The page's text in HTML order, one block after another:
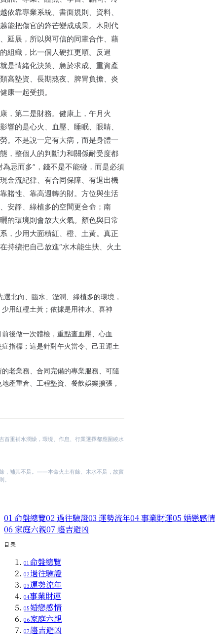
依靠專業系統、書面規則、資料、
能把傷官的鋒芒變成成果。木則代
延展，所以與可信的同輩合作、藉
組織，比一個人硬扛更順。反過
是情緒化決策、急於求成、重資產
高墊資、長期熬夜、脾胃負擔、炎
康一起受損。
，第二是財務。健康上，午月火
響的是心火、血壓、睡眠、眼睛、
。不是說一定有大病，而是身體一
，整個人的判斷力和關係耐受度都
忌而多”，錢不是不能碰，而是必須
金流紀律、有合同保障、有退出機
賭性、靠高週轉的財。方位與生活
安靜、綠植多的空間更合命；南
的環境則會放大火氣。顏色與日常
，少用大面積紅、橙、土黃。真正
持續把自己放進“水木能生扶、火土
北向、臨水、溼潤、綠植多的環境，
用紅橙土黃；依據是用神水、喜神
後做一次體檢，重點查血壓、心血
指標；這是針對午火當令、己丑運土
老業務、合同完備的專業服務、可隨
產重倉、工程墊資、餐飲娛樂擴張，
重補水潤燥，環境、作息、行業選擇都應圍繞水
，補其不足。——本命火土有餘、木水不足，故實
。
01 命盤總覽02 過往驗證03 運勢流年04事業財運05 婚戀感情
06 家庭六親07 趨吉避凶
目录
01命盤總覽
02 過往驗證
03運勢流年
04事業財運
05婚戀感情
06家庭六親
07趨吉避凶